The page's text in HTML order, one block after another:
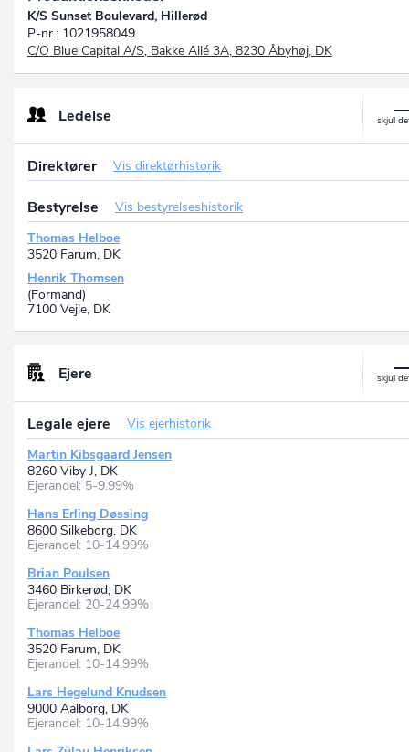
K/S Sunset Boulevard, Hillerød
P-nr.: 1021958049
C/O Blue Capital A/S, Bakke Allé 3A, 8230 Åbyhøj, DK
Ledelse
Direktører Vis direktørhistorik
Bestyrelse
Vis bestyrelseshistorik
Thomas Helboe
3520 Farum, DK
Henrik Thomsen
(Formand)
7100 Vejle, DK
Ejere
Legale ejere
Vis ejerhistorik
Martin Kibsgaard Jensen
8260 Viby J, DK
Ejerandel: 5-9.99%
Hans Erling Døssing
8600 Silkeborg, DK
Ejerandel: 10-14.99%
Brian Poulsen
3460 Birkerød, DK
Ejerandel: 20-24.99%
Thomas Helboe
3520 Farum, DK
Ejerandel: 10-14.99%
Lars Hegelund Knudsen
9000 Aalborg, DK
Ejerandel: 10-14.99%